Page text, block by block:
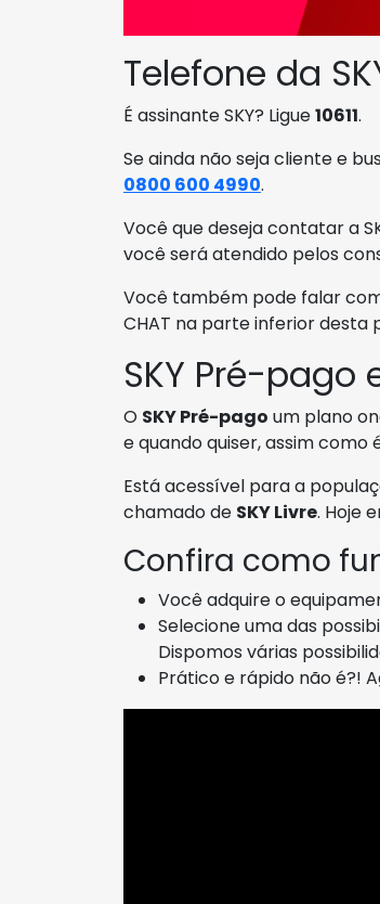
Telefone da
É assinante SKY? Ligue10611.
Se ainda não seja cliente e
0800 600 4990.
Você que deseja contatar a
você será atendido pelos
Você também pode falar
CHAT na parte inferior desta
SKY Pré-
O SKY Pré-pago um plano
e quando quiser, assim como
Está acessível para a
chamado de SKY Livre. Hoje
Confira como
Você adquire o
Selecione uma das
Dispomos várias
Prático e rápido não é?!